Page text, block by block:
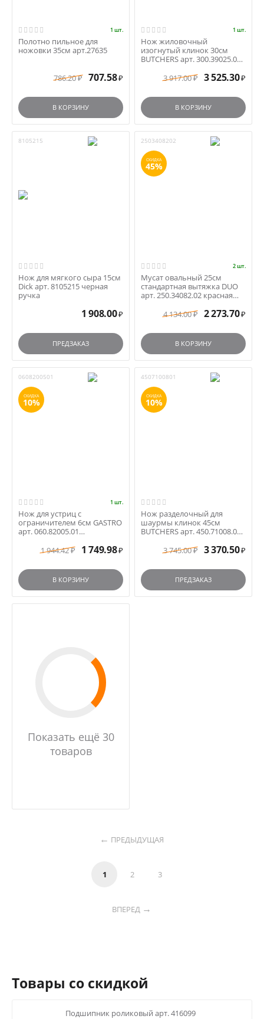
1 шт.
Полотно пильное для
ножовки 35см арт.27635
786.20 ₽ 707.58 ₽
В КОРЗИНУ
1 шт.
Нож жиловочный
изогнутый клинок 30см
BUTCHERS арт. 300.39025.03
3 917.00 ₽ 3 525.30 ₽
В КОРЗИНУ
8105215
Нож для мягкого сыра 15см
Dick арт. 8105215 черная
ручка
1 908.00 ₽
ПРЕДЗАКАЗ
2503408202
СКИДКА
45%
2 шт.
Мусат овальный 25см
стандартная вытяжка DUO
арт. 250.34082.02 красная
4 134.00 ₽ 2 273.70 ₽
В КОРЗИНУ
0608200501
СКИДКА
10%
1 шт.
Нож для устриц с
ограничителем 6см GASTRO
арт. 060.82005.01
1 944.42 ₽ 1 749.98 ₽
В КОРЗИНУ
4507100801
СКИДКА
10%
Нож разделочный для
шаурмы клинок 45см
BUTCHERS арт. 450.71008.01
3 745.00 ₽ 3 370.50 ₽
ПРЕДЗАКАЗ
Показать ещё 30
товаров
ПРЕДЫДУЩАЯ
1 2 3
ВПЕРЕД
Товары со скидкой
Подшипник роликовый арт. 416099